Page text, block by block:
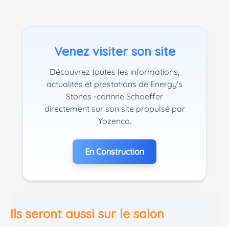
Venez visiter son site
Découvrez toutes les informations,
actualités et prestations de Energy's
Stones -corinne Schoeffer
directement sur son site propulsé par
Yozenco.
En Construction
Ils seront aussi sur le salon